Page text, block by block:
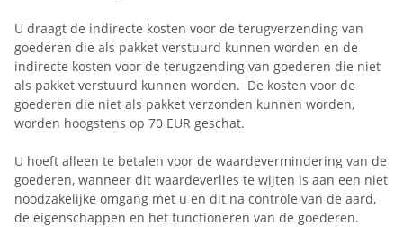
U draagt de indirecte kosten voor de terugverzending van
goederen die als pakket verstuurd kunnen worden en de
indirecte kosten voor de terugzending van goederen die niet
als pakket verstuurd kunnen worden. De kosten voor de
goederen die niet als pakket verzonden kunnen worden,
worden hoogstens op 70 EUR geschat.
U hoeft alleen te betalen voor de waardevermindering van de
goederen, wanneer dit waardeverlies te wijten is aan een niet
noodzakelijke omgang met u en dit na controle van de aard,
de eigenschappen en het functioneren van de goederen.